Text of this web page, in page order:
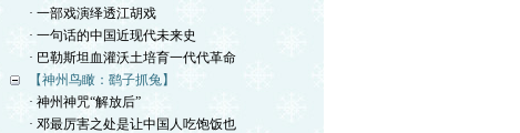
· 一部戏演绎透江胡戏
· 一句话的中国近现代未来史
· 巴勒斯坦血灌沃土培育一代代革命
【神州鸟瞰：鹞子抓兔】
· 神州神咒“解放后”
· 邓最厉害之处是让中国人吃饱饭也